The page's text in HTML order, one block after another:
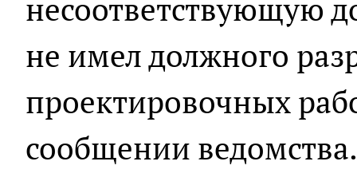
несоответствующую
не имел должного
проектировочных
сообщении ведомства.